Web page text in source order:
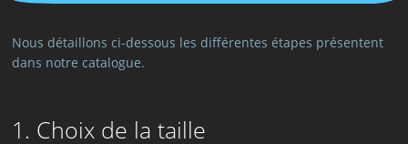
Nous détaillons ci-dessous les différentes étapes présentent
dans notre catalogue.
1. Choix de la taille